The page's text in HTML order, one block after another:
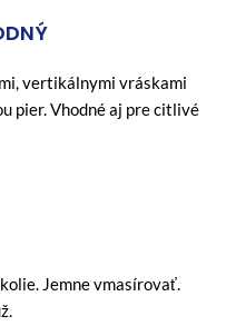
vertikálnymi vráskami
pier. Vhodné aj pre citlivé
Jemne vmasírovať.